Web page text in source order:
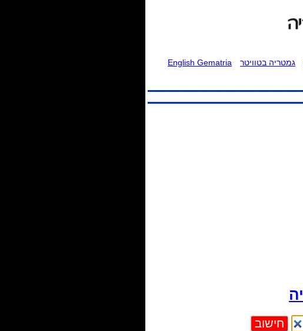
גמטריה בטוויטר
English Gematria